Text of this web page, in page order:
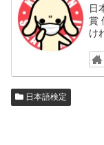
日
賞
け
日本語検定